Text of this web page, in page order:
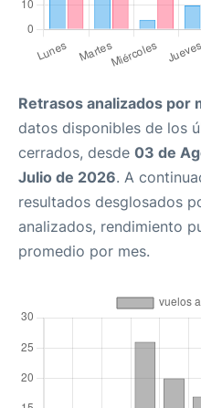
Retrasos analizados por
datos disponibles de los
cerrados, desde 03 de
Julio de 2026. A
resultados desglosados
analizados, rendimiento
promedio por mes.